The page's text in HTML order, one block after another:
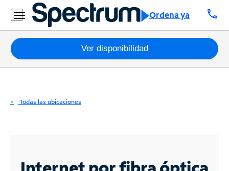
Ordena ya call
Residencial
Business
Paquetes
Internet
Ver disponibilidad
Todas las ubicaciones